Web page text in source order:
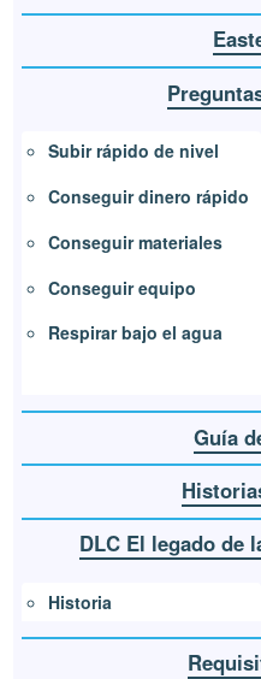
Subir rápido de nivel
Conseguir dinero rápido
Conseguir materiales
Conseguir equipo
Respirar bajo el agua
Guía
DLC El legado de
Historia